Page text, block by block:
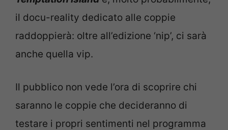
il docu-reality dedicato alle coppie
raddoppierà: oltre all’edizione ‘nip’, ci sarà
anche quella vip.
Il pubblico non vede l’ora di scoprire chi
saranno le coppie che decideranno di
testare i propri sentimenti nel programma